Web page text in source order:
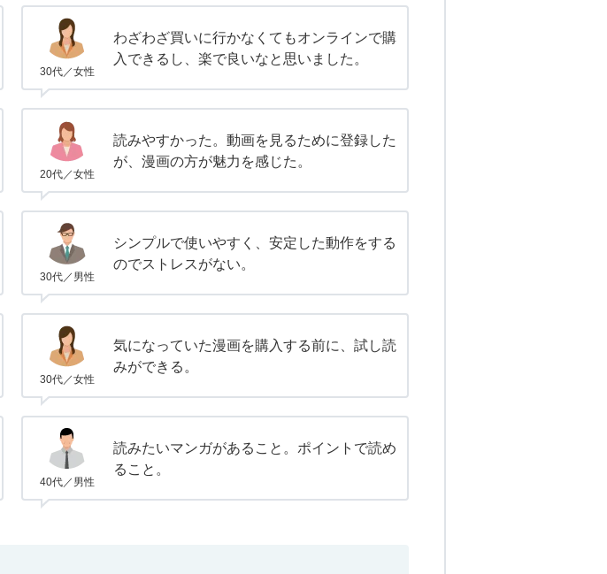
30代／女性
わざわざ買いに行かなくてもオンラインで購
入できるし、楽で良いなと思いました。
20代／女性
読みやすかった。動画を見るために登録した
が、漫画の方が魅力を感じた。
30代／男性
シンプルで使いやすく、安定した動作をする
のでストレスがない。
30代／女性
気になっていた漫画を購入する前に、試し読
みができる。
40代／男性
読みたいマンガがあること。ポイントで読め
ること。